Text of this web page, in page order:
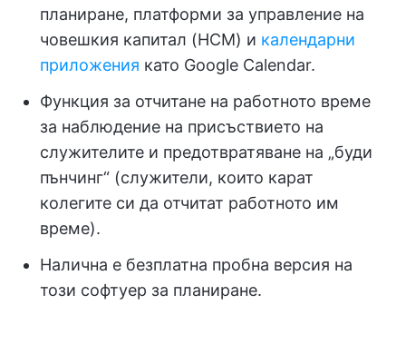
планиране, платформи за управление на
човешкия капитал (HCM) и календарни
приложения като Google Calendar.
Функция за отчитане на работното време
за наблюдение на присъствието на
служителите и предотвратяване на „буди
пънчинг“ (служители, които карат
колегите си да отчитат работното им
време).
Налична е безплатна пробна версия на
този софтуер за планиране.